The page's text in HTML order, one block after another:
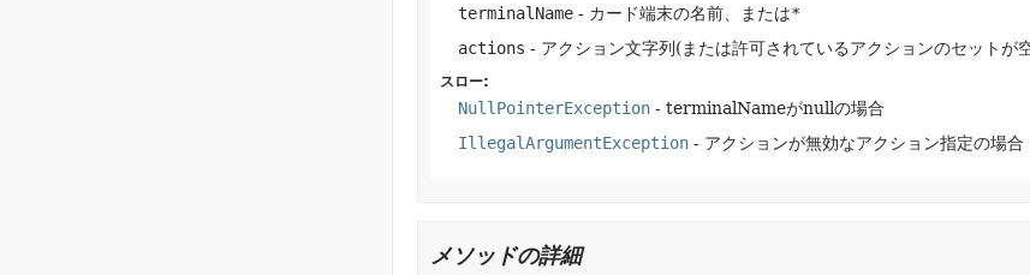
terminalName- カード端末の名前、または*
actions - アクション文字列(または許可されているアクションのセットが
スロー:
NullPointerException- terminalNameがnullの場合
IllegalArgumentException- アクションが無効なアクション指定の場合
メソッドの詳細